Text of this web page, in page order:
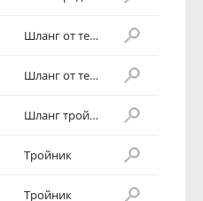
Шланг от термостата к перепускной трубе
Шланг от термостата к перепускной трубе
Шланг тройника
Тройник
Тройник